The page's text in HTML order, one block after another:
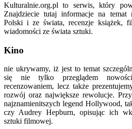
Kulturalnie.org.pl to serwis, który
Znajdziecie tutaj informacje na temat
Polski i ze świata, recenzje książek,
wiadomości ze świata sztuki.
Kino
nie ukrywamy, iż jest to temat
się nie tylko przeglądem
recenzowaniem, lecz także
rozwój oraz największe rewolucje.
najznamienitszych legend Hollywood,
czy Audrey Hepburn, opisując ich
sztuki filmowej.